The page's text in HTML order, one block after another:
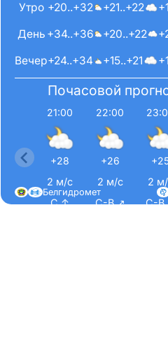
+20..+32
+34..+36
+24..+34
+21..+22
+20..+22
+15..+21
Вечер
День
Утро
Почасовой
21:00
+28
2 м/с
С ↑
22:00
+26
2 м/с
С-В ↗
2
С-В
Белгидромет